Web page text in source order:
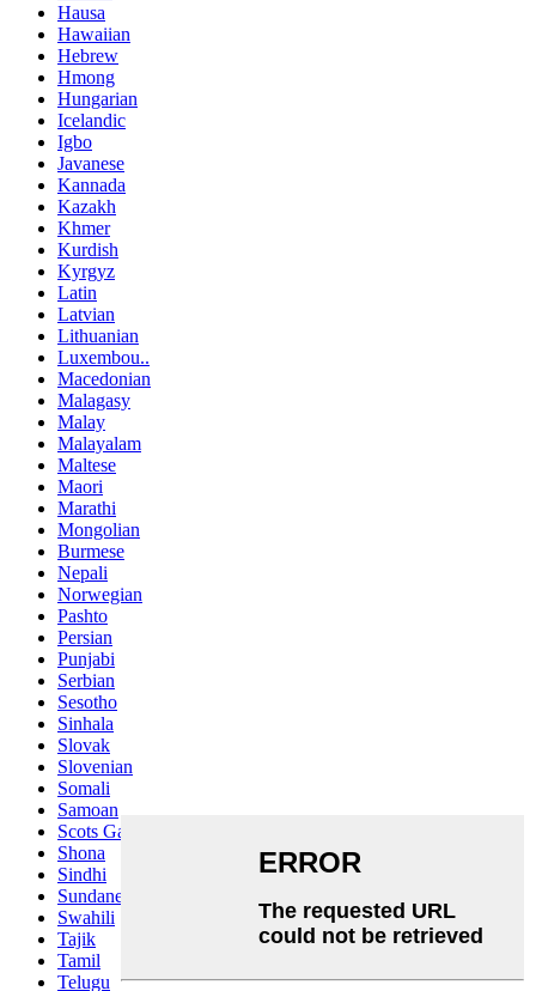
Hausa
Hawaiian
Hebrew
Hmong
Hungarian
Icelandic
Igbo
Javanese
Kannada
Kazakh
Khmer
Kurdish
Kyrgyz
Latin
Latvian
Lithuanian
Luxembou..
Macedonian
Malagasy
Malay
Malayalam
Maltese
Maori
Marathi
Mongolian
Burmese
Nepali
Norwegian
Pashto
Persian
Punjabi
Serbian
Sesotho
Sinhala
Slovak
Slovenian
Somali
Samoan
Scots Gaelic
Shona
Sindhi
Sundanese
Swahili
Tajik
Tamil
Telugu